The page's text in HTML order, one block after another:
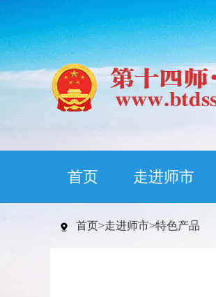
首页 走进师市
首页>走进师市>特色产品